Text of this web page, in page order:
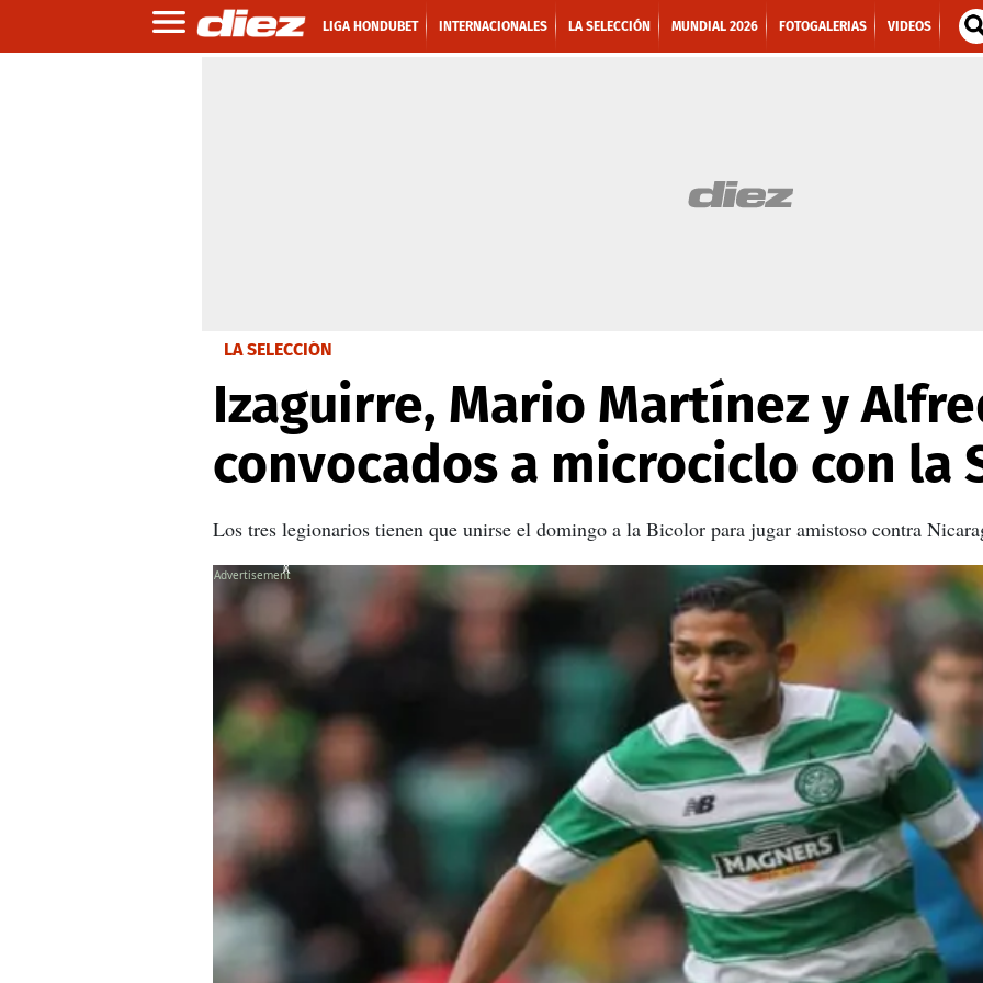
LIGA HONDUBET INTERNACIONALES LA SELECCIÓN MUNDIAL 2026 FOTOGALERIAS VIDEOS
LA SELECCIÓN
Izaguirre, Mario Martínez y
convocados a microciclo con la
Los tres legionarios tienen que unirse el domingo a la Bicolor para jugar amistoso contra
X
X